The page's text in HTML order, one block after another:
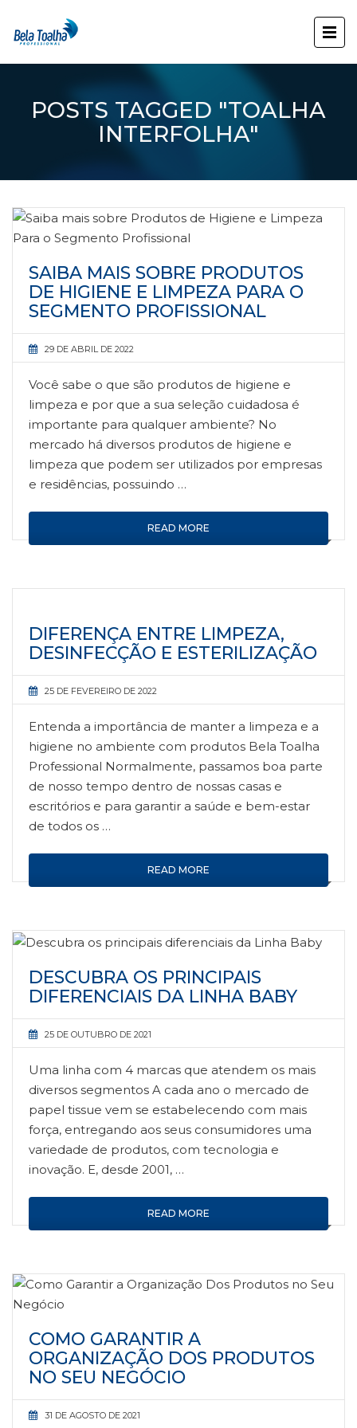
POSTS TAGGED "TOALHA
INTERFOLHA"
SAIBA MAIS SOBRE PRODUTOS
DE HIGIENE E LIMPEZA PARA O
SEGMENTO PROFISSIONAL
29 DE ABRIL DE 2022
Você sabe o que são produtos de higiene e
limpeza e por que a sua seleção cuidadosa é
importante para qualquer ambiente? No
mercado há diversos produtos de higiene e
limpeza que podem ser utilizados por empresas
e residências, possuindo …
READ MORE
DIFERENÇA ENTRE LIMPEZA,
DESINFECÇÃO E ESTERILIZAÇÃO
25 DE FEVEREIRO DE 2022
Entenda a importância de manter a limpeza e a
higiene no ambiente com produtos Bela Toalha
Professional Normalmente, passamos boa parte
de nosso tempo dentro de nossas casas e
escritórios e para garantir a saúde e bem-estar
de todos os …
READ MORE
DESCUBRA OS PRINCIPAIS
DIFERENCIAIS DA LINHA BABY
25 DE OUTUBRO DE 2021
Uma linha com 4 marcas que atendem os mais
diversos segmentos A cada ano o mercado de
papel tissue vem se estabelecendo com mais
força, entregando aos seus consumidores uma
variedade de produtos, com tecnologia e
inovação. E, desde 2001, …
READ MORE
COMO GARANTIR A
ORGANIZAÇÃO DOS PRODUTOS
NO SEU NEGÓCIO
31 DE AGOSTO DE 2021